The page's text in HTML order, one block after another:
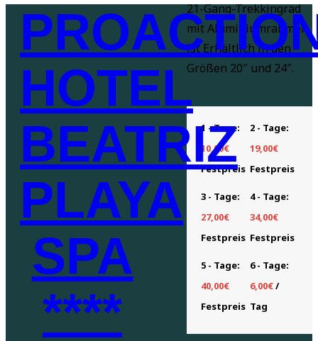
21-Gang-Trekkingrad
mit Aluminiumrahmen
ist Erhältlich in den
Größen 20″ und 24″.
1 - Tage:
10,00€
Festpreis
2 - Tage:
19,00€
Festpreis
3 - Tage:
27,00€
Festpreis
4 - Tage:
34,00€
Festpreis
5 - Tage:
40,00€
Festpreis
6 - Tage:
6,00€/
Tag
HOTEL
BEATRIZ
PLAYA
SPA
****